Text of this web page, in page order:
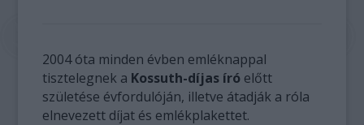
2004 óta minden évben emléknappal
tisztelegnek a Kossuth-díjas író előtt
születése évfordulóján, illetve átadják a róla
elnevezett díjat és emlékplakettet.